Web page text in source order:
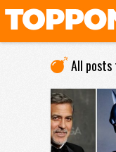
All posts